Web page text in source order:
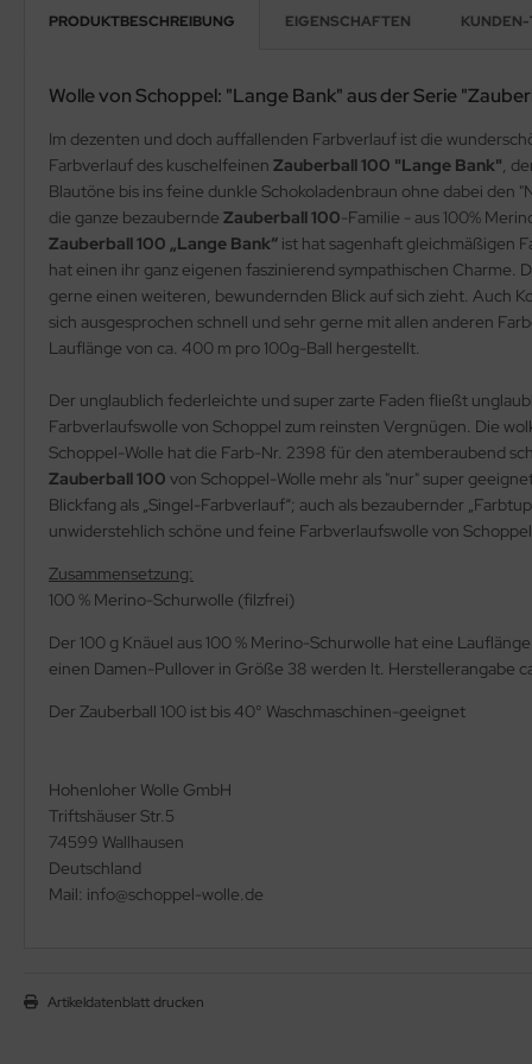
PRODUKTBESCHREIBUNG EIGENSCHAFTEN
Wolle von Schoppel: "Lange Bank" aus der Serie
Im dezenten und doch auffallenden Farbverlauf ist die
Farbverlauf des kuschelfeinen Zauberball 100 "Lange Bank" ,
Blautöne bis ins feine dunkle Schokoladenbraun ohne dabei den
die ganze bezaubernde Zauberball 100-Familie - aus 100%
Zauberball 100 „Lange Bank“ ist hat sagenhaft gleichmäßigen
hat einen ihr ganz eigenen faszinierend sympathischen Charme.
gerne einen weiteren, bewundernden Blick auf sich zieht. Auch
sich ausgesprochen schnell und sehr gerne mit allen anderen
Lauflänge von ca. 400 m pro 100g-Ball hergestellt.
Der unglaublich federleichte und super zarte Faden fließt
Farbverlaufswolle von Schoppel zum reinsten Vergnügen. Die
Schoppel-Wolle hat die Farb-Nr. 2398 für den atemberaubend
Zauberball 100 von Schoppel-Wolle mehr als "nur" super
Blickfang als „Singel-Farbverlauf“; auch als bezaubernder
unwiderstehlich schöne und feine Farbverlaufswolle von
Zusammensetzung:
100 % Merino-Schurwolle (filzfrei)
Der 100 g Knäuel aus 100 % Merino-Schurwolle hat eine
einen Damen-Pullover in Größe 38 werden lt. Herstellerangabe
Der Zauberball 100 ist bis 40° Waschmaschinen-geeignet
Hohenloher Wolle GmbH
Triftshäuser Str.5
74599 Wallhausen
Deutschland
Mail: info@schoppel-wolle.de
Artikeldatenblatt drucken